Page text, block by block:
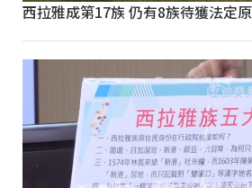
西拉雅成第17族 仍有8族待獲法定